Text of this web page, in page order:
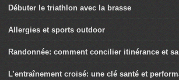
Débuter le triathlon avec la brasse
Allergies et sports outdoor
Randonnée: comment concilier itinérance et
L’entraînement croisé: une clé santé et